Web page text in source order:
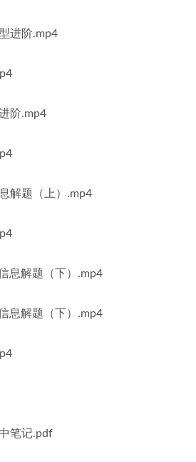
进阶.mp4
阶.mp4
解题（上）.mp4
息解题（下）.mp4
息解题（下）.mp4
笔记.pdf